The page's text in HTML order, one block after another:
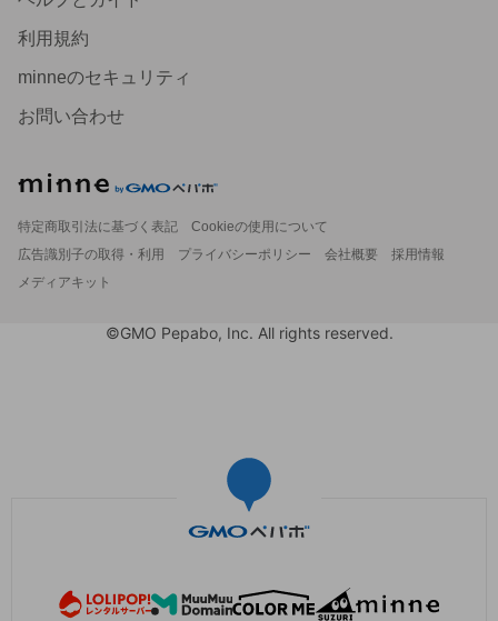
利用規約
minneのセキュリティ
お問い合わせ
特定商取引法に基づく表記
Cookieの使用について
広告識別子の取得・利用
プライバシーポリシー 会社概要
採用情報
メディアキット
©GMO Pepabo, Inc. All rights reserved.